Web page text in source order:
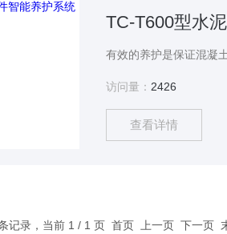
TC-T600型水
访问量： 2426
查看详情
记录，当前 1 / 1 页 首页 上一页 下一页